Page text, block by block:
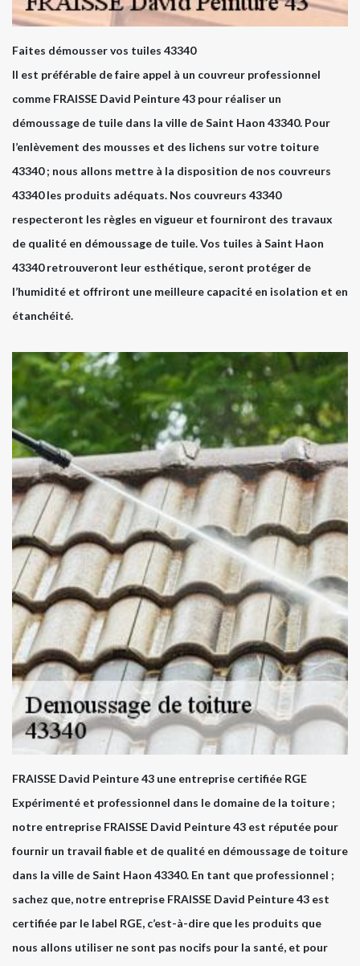
Faites démousser vos tuiles 43340
Il est préférable de faire appel à un couvreur professionnel
comme FRAISSE David Peinture 43 pour réaliser un
démoussage de tuile dans la ville de Saint Haon 43340. Pour
l’enlèvement des mousses et des lichens sur votre toiture
43340 ; nous allons mettre à la disposition de nos couvreurs
43340 les produits adéquats. Nos couvreurs 43340
respecteront les règles en vigueur et fourniront des travaux
de qualité en démoussage de tuile. Vos tuiles à Saint Haon
43340 retrouveront leur esthétique, seront protéger de
l’humidité et offriront une meilleure capacité en isolation et en
étanchéité.
FRAISSE David Peinture 43 une entreprise certifiée RGE
Expérimenté et professionnel dans le domaine de la toiture ;
notre entreprise FRAISSE David Peinture 43 est réputée pour
fournir un travail fiable et de qualité en démoussage de toiture
dans la ville de Saint Haon 43340. En tant que professionnel ;
sachez que, notre entreprise FRAISSE David Peinture 43 est
certifiée par le label RGE, c’est-à-dire que les produits que
nous allons utiliser ne sont pas nocifs pour la santé, et pour